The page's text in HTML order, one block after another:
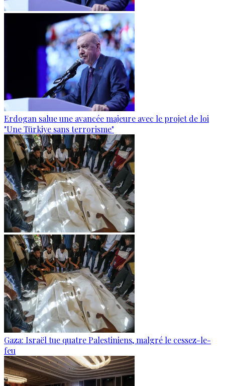
Erdogan salue une avancée majeure avec le projet de loi
"Une Türkiye sans terrorisme"
Gaza: Israël tue quatre Palestiniens, malgré le cessez-le-
feu